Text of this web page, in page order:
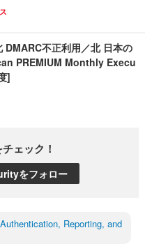
DMARC不正利用／北 日本の
PREMIUM Monthly Execu
]
ェック！
をフォロー
Reporting, and